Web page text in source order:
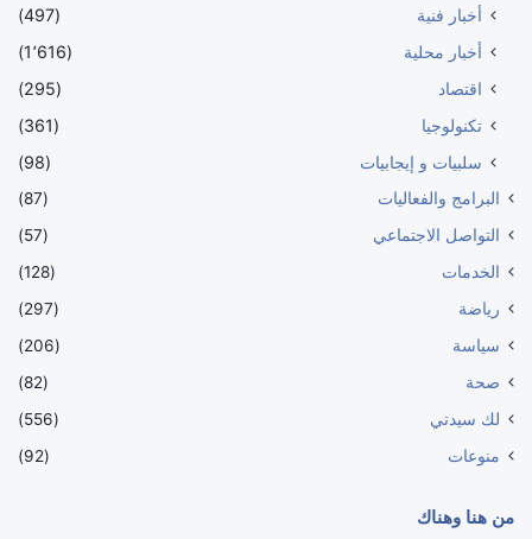
أخبار فنية
(497)
أخبار محلية
(1٬616)
اقتصاد
(295)
تكنولوجيا
(361)
سلبيات و إيجابيات
(98)
البرامج والفعاليات
(87)
التواصل الاجتماعي
(57)
الخدمات
(128)
رياضة
(297)
سياسة
(206)
صحة
(82)
لك سيدتي
(556)
منوعات
(92)
من هنا وهناك